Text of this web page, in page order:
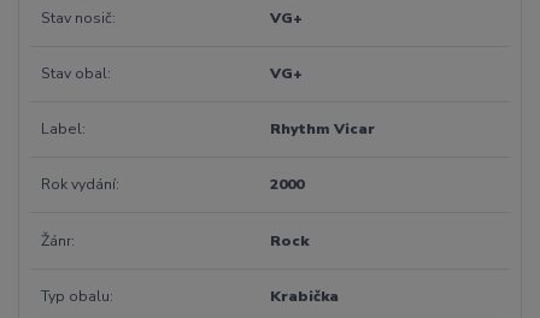
Stav nosič VG+
Stav obal VG+
Label Rhythm Vicar
Rok vydání 2000
Žánr Rock
Typ obalu Krabička